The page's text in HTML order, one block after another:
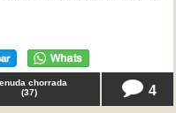
chorrada
(37) 4